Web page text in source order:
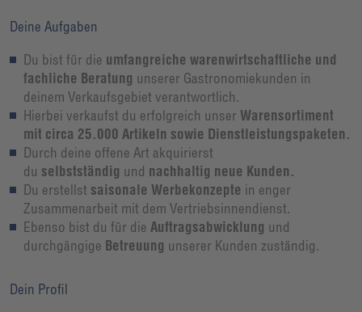
Deine Aufgaben
Du bist für die umfangreiche warenwirtschaftliche und
fachliche Beratung unserer Gastronomiekunden in
deinem Verkaufsgebiet verantwortlich.
Hierbei verkaufst du erfolgreich unser Warensortiment
mit circa 25.000 Artikeln sowie Dienstleistungspaketen.
Durch deine offene Art akquirierst
du selbstständig und nachhaltig neue Kunden.
Du erstellst saisonale Werbekonzepte in enger
Zusammenarbeit mit dem Vertriebsinnendienst.
Ebenso bist du für die Auftragsabwicklung und
durchgängige Betreuung unserer Kunden zuständig.
Dein Profil